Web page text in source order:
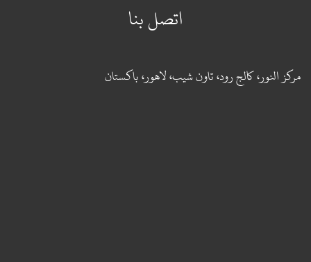
اتصل بنا
مركز النور، كالج رود، تاون شيب، لاهور، باكستان